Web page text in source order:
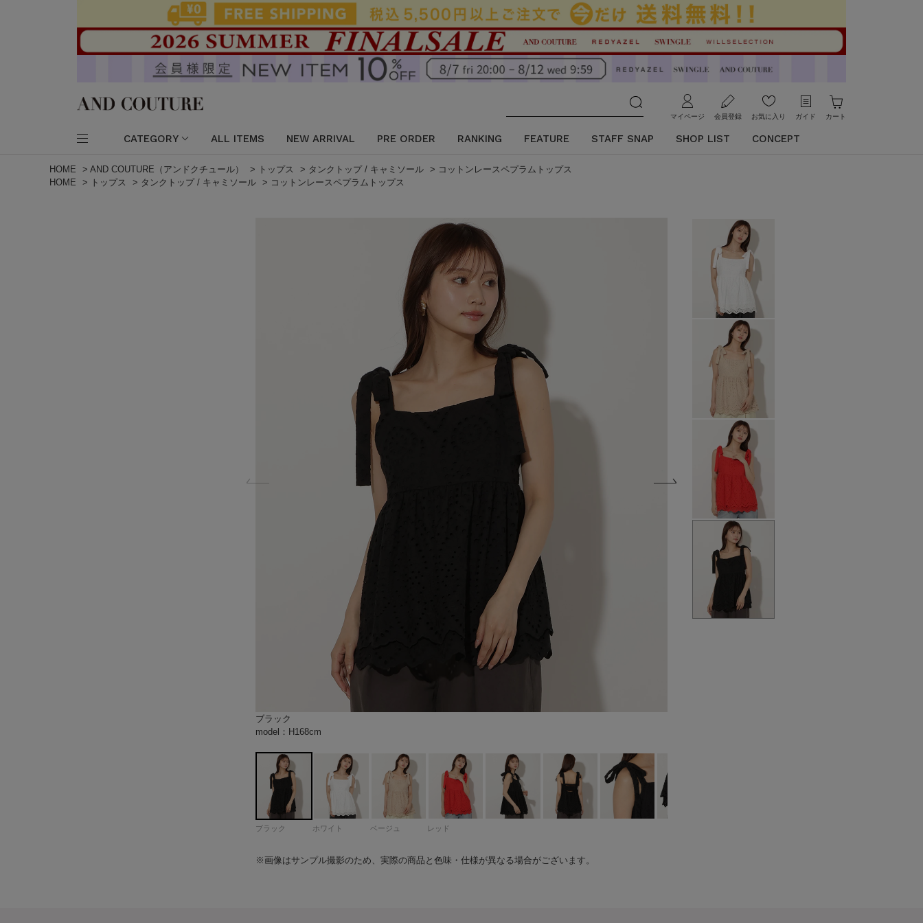
マイページ 会員登録 お気に入り ガイド カート
CATEGORY ALL ITEMS NEW ARRIVAL PRE ORDER RANKING FEATURE STAFF SNAP SHOP LIST CONCEPT
HOME > AND COUTURE（アンドクチュール） > トップス > タンクトップ / キャミソール > コットンレースペプラムトップス
HOME
> トップス > タンクトップ / キャミソール > コットンレースペプラムトップス
ブラック
model：H168cm
ホワイト
model：H168cm
ベージュ
model：H168cm
レッド
model：H168cm
model：H168cm color：ブラック
model：H168cm color：ブラック
color：ブラック
color：ブラック
model：H168cm color：ブラック
model：H168cm color：ブラック
model：H168cm color：ホワイト
model：H168cm color：ホワイト
model：H168cm color：ホワイト
color：ホワイト
model：H168cm color：ホワイト
model：H168cm color：ホワイト
model：H168cm color：ベージュ
model：H168cm color：ベージュ
color：ベージュ
color：ベージュ
color：ベージュ
model：H168cm color：ベージュ
model：H168cm color：レッド
model：H168cm color：レッド
model：H168cm color：レッド
color：レッド
model：H168cm color：レッド
model：H168cm color：レッド
ブラック ホワイト ベージュ レッド
※画像はサンプル撮影のため、実際の商品と色味・仕様が異なる場合がございます。